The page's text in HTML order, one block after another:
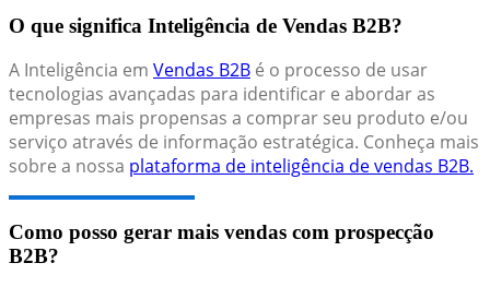
O que significa Inteligência de Vendas B2B?
A Inteligência em Vendas B2B é o processo de usar
tecnologias avançadas para identificar e abordar as
empresas mais propensas a comprar seu produto e/ou
serviço através de informação estratégica. Conheça mais
sobre a nossa plataforma de inteligência de vendas B2B.
Como posso gerar mais vendas com prospecção
B2B?